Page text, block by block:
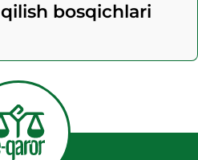
bosqichlari